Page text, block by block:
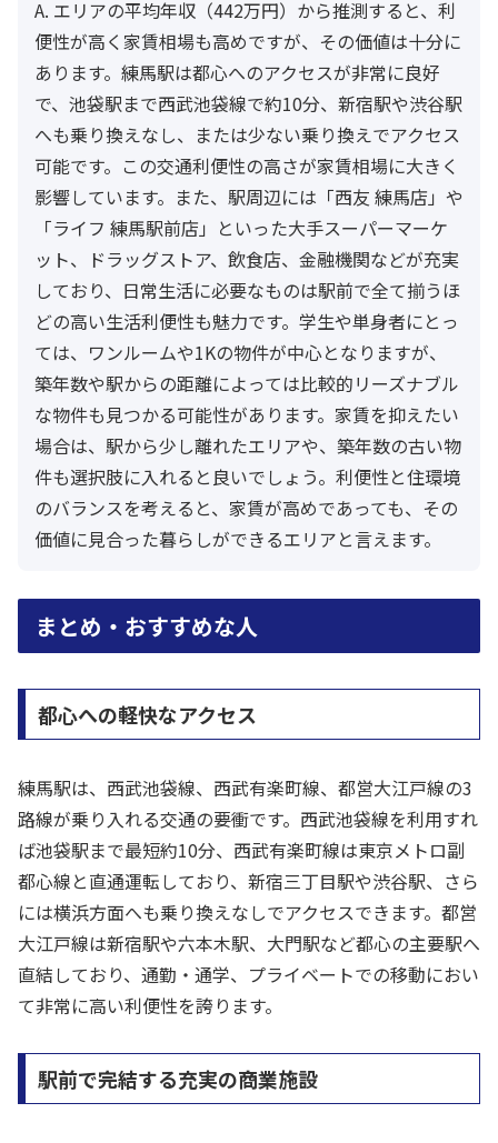
A. エリアの平均年収（442万円）から推測すると、利
便性が高く家賃相場も高めですが、その価値は十分に
あります。練馬駅は都心へのアクセスが非常に良好
で、池袋駅まで西武池袋線で約10分、新宿駅や渋谷駅
へも乗り換えなし、または少ない乗り換えでアクセス
可能です。この交通利便性の高さが家賃相場に大きく
影響しています。また、駅周辺には「西友 練馬店」や
「ライフ 練馬駅前店」といった大手スーパーマーケ
ット、ドラッグストア、飲食店、金融機関などが充実
しており、日常生活に必要なものは駅前で全て揃うほ
どの高い生活利便性も魅力です。学生や単身者にとっ
ては、ワンルームや1Kの物件が中心となりますが、
築年数や駅からの距離によっては比較的リーズナブル
な物件も見つかる可能性があります。家賃を抑えたい
場合は、駅から少し離れたエリアや、築年数の古い物
件も選択肢に入れると良いでしょう。利便性と住環境
のバランスを考えると、家賃が高めであっても、その
価値に見合った暮らしができるエリアと言えます。
まとめ・おすすめな人
都心への軽快なアクセス
練馬駅は、西武池袋線、西武有楽町線、都営大江戸線の3
路線が乗り入れる交通の要衝です。西武池袋線を利用すれ
ば池袋駅まで最短約10分、西武有楽町線は東京メトロ副
都心線と直通運転しており、新宿三丁目駅や渋谷駅、さら
には横浜方面へも乗り換えなしでアクセスできます。都営
大江戸線は新宿駅や六本木駅、大門駅など都心の主要駅へ
直結しており、通勤・通学、プライベートでの移動におい
て非常に高い利便性を誇ります。
駅前で完結する充実の商業施設